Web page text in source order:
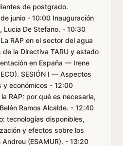
de postgrado.
junio - 10:00 Inauguración
De Stefano. - 10:30
RAP en el sector del agua
la Directiva TARU y estado
en España — Irene
SESIÓN I — Aspectos
y económicos - 12:00
RAP: por qué es necesaria,
Ramos Alcalde. - 12:40
tecnologías disponibles,
y efectos sobre los
(ESAMUR). - 13:20